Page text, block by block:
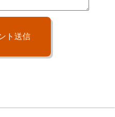
ト送信